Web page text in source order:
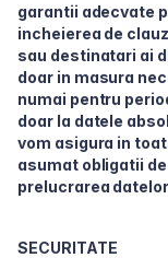
garantii adecvate
incheierea de
sau destinatari ai
doar in masura
numai pentru
doar la datele
vom asigura in
asumat obligatii
prelucrarea
SECURITATE